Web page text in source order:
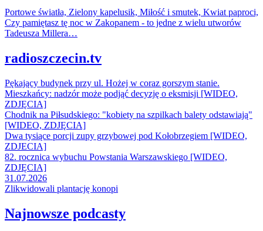
Portowe światła, Zielony kapelusik, Miłość i smutek, Kwiat paproci,
Czy pamiętasz tę noc w Zakopanem - to jedne z wielu utworów
Tadeusza Millera…
radioszczecin.tv
Pękający budynek przy ul. Hożej w coraz gorszym stanie.
Mieszkańcy: nadzór może podjąć decyzję o eksmisji [WIDEO,
ZDJĘCIA]
Chodnik na Piłsudskiego: "kobiety na szpilkach balety odstawiają"
[WIDEO, ZDJĘCIA]
Dwa tysiące porcji zupy grzybowej pod Kołobrzegiem [WIDEO,
ZDJECIA]
82. rocznica wybuchu Powstania Warszawskiego [WIDEO,
ZDJĘCIA]
31.07.2026
Zlikwidowali plantację konopi
Najnowsze podcasty